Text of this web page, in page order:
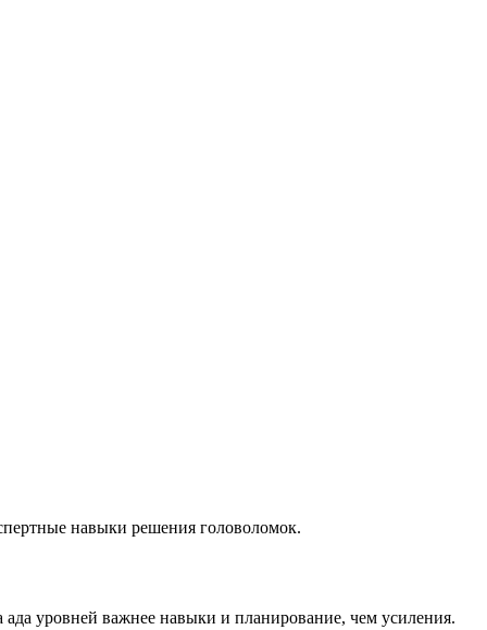
навыки решения головоломок.
уровней важнее навыки и планирование, чем усиления.